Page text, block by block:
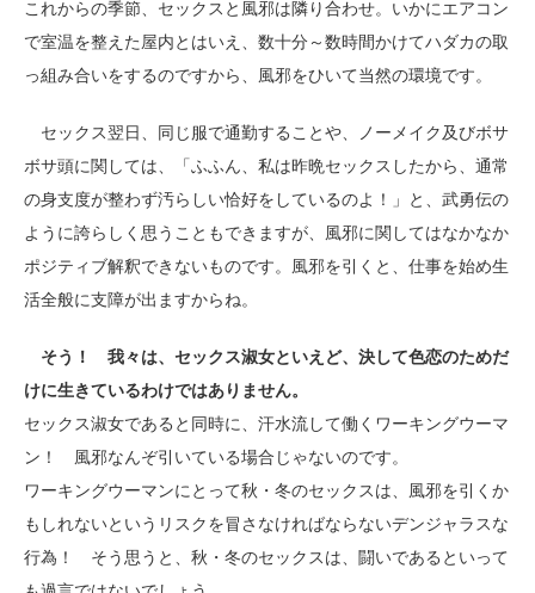
これからの季節、セックスと風邪は隣り合わせ。いかにエアコン
で室温を整えた屋内とはいえ、数十分～数時間かけてハダカの取
っ組み合いをするのですから、風邪をひいて当然の環境です。
セックス翌日、同じ服で通勤することや、ノーメイク及びボサ
ボサ頭に関しては、「ふふん、私は昨晩セックスしたから、通常
の身支度が整わず汚らしい恰好をしているのよ！」と、武勇伝の
ように誇らしく思うこともできますが、風邪に関してはなかなか
ポジティブ解釈できないものです。風邪を引くと、仕事を始め生
活全般に支障が出ますからね。
そう！
我々は、セックス淑女といえど、決して色恋のためだ
けに生きているわけではありません。
セックス淑女であると同時に、汗水流して働くワーキングウーマ
ン！ 風邪なんぞ引いている場合じゃないのです。
ワーキングウーマンにとって秋・冬のセックスは、風邪を引くか
もしれないというリスクを冒さなければならないデンジャラスな
行為！ そう思うと、秋・冬のセックスは、闘いであるといって